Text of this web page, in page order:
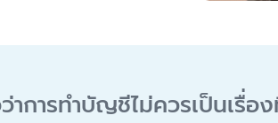
ว่าการทำบัญชีไม่ควรเป็นเรื่